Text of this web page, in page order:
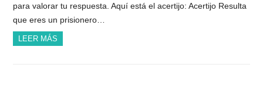
para valorar tu respuesta. Aquí está el acertijo: Acertijo Resulta
que eres un prisionero…
LEER MÁS